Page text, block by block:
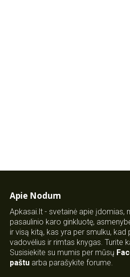
Apie Nodum
Apkasai.lt - svetainė apie įdomias,
pasaulinio karo ginkluotę,
ir visą kitą, kas yra per smulku,
vadovėlius ir rimtas knygas. Turite
Susisiekite su mumis per mūsų
paštu arba parašykite forume.